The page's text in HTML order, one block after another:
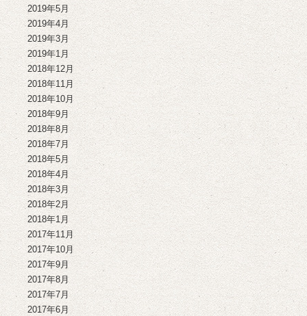
2019年5月
2019年4月
2019年3月
2019年1月
2018年12月
2018年11月
2018年10月
2018年9月
2018年8月
2018年7月
2018年5月
2018年4月
2018年3月
2018年2月
2018年1月
2017年11月
2017年10月
2017年9月
2017年8月
2017年7月
2017年6月